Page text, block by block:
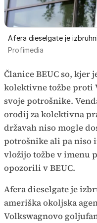
Afera dieselgate je
Profimedia
Članice BEUC so, kjer
kolektivne tožbe proti
svoje potrošnike.
orodij za kolektivna
državah niso mogle
potrošnike ali pa niso
vložijo tožbe v imenu
opozorili v BEUC.
Afera dieselgate je
ameriška okoljska
Volkswagnovo